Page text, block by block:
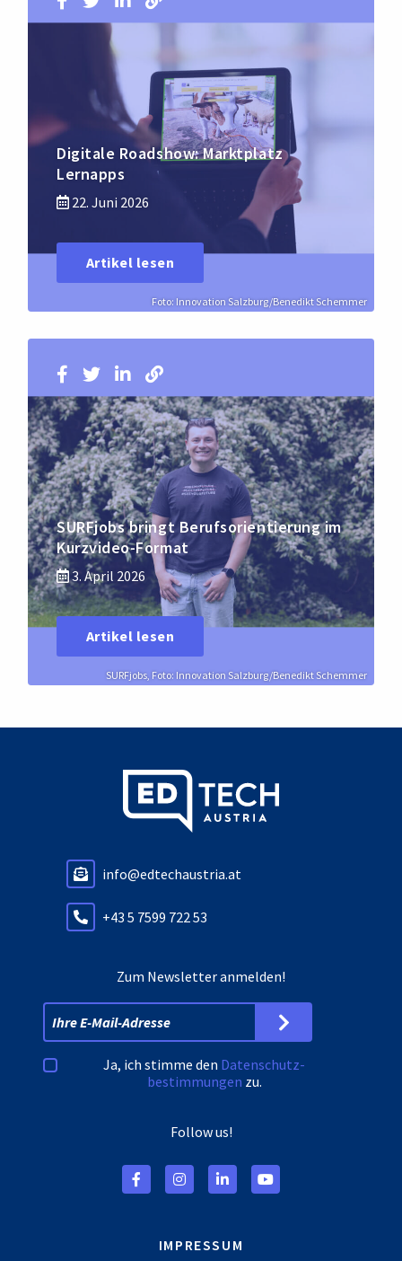
Foto: Innovation Salzburg/Benedikt Schemmer
Digitale Roadshow: Marktplatz
Lernapps
22. Juni 2026
Artikel lesen
SURFjobs, Foto: Innovation Salzburg/Benedikt Schemmer
SURFjobs bringt Berufsorientierung im
Kurzvideo-Format
3. April 2026
Artikel lesen
info@edtechaustria.at
+43 5 7599 722 53
Zum Newsletter anmelden!
Ja, ich stimme den Datenschutz­
bestimmungen zu.
Follow us!
IMPRESSUM